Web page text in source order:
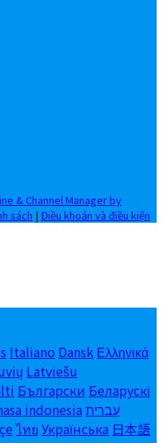
& Channel Manager by
sách | Điều khoản và điều kiện
Italiano Dansk Ελληνικά
Latviešu
Български Беларускі
indonesia עברית
ไทย Українська 日本語